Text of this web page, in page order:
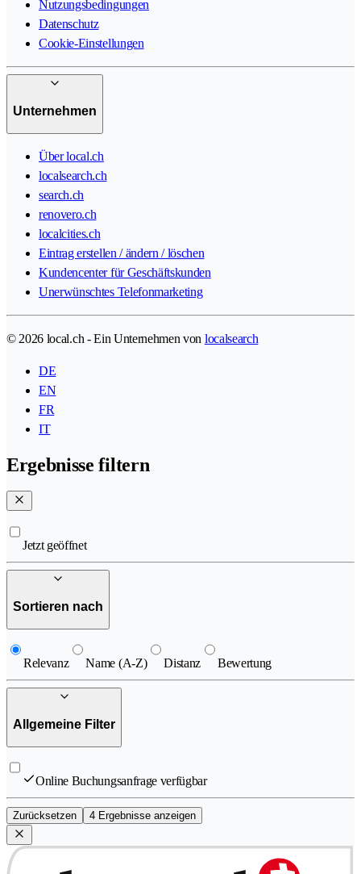
Nutzungsbedingungen
Datenschutz
Cookie-Einstellungen
Unternehmen
Über local.ch
localsearch.ch
search.ch
renovero.ch
localcities.ch
Eintrag erstellen / ändern / löschen
Kundencenter für Geschäftskunden
Unerwünschtes Telefonmarketing
© 2026 local.ch - Ein Unternehmen von localsearch
DE
EN
FR
IT
Ergebnisse filtern
Jetzt geöffnet
Sortieren nach
Relevanz Name (A-Z) Distanz Bewertung
Allgemeine Filter
Online Buchungsanfrage verfügbar
Zurücksetzen 4 Ergebnisse anzeigen